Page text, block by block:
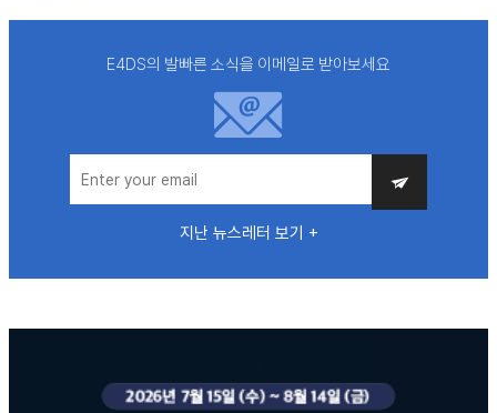
E4DS의 발빠른 소식을 이메일로 받아보세요
지난 뉴스레터 보기 +